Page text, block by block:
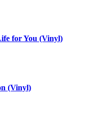
for You (Vinyl)
(Vinyl)